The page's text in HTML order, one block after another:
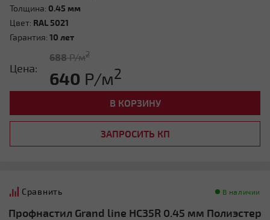
Толщина: 0.45 мм
Цвет: RAL 5021
Гарантия: 10 лет
Цена:
688Р/м2
640 Р/м2
В КОРЗИНУ
ЗАПРОСИТЬ КП
Сравнить В наличии
Профнастил Grand line HC35R 0.45 мм Полиэстер